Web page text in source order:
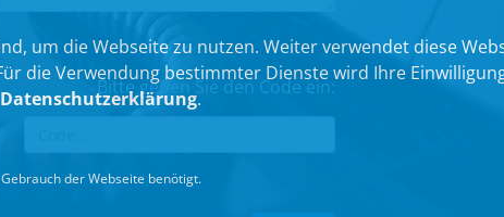
Bitte geben Sie den Code ein:
um die Webseite zu nutzen. Weiter verwendet diese
die Verwendung bestimmter Dienste wird Ihre
Datenschutzerklärung.
der Webseite benötigt.